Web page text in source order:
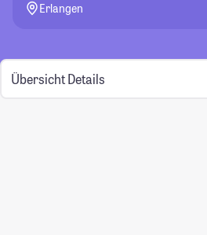
Erlangen
Übersicht Details